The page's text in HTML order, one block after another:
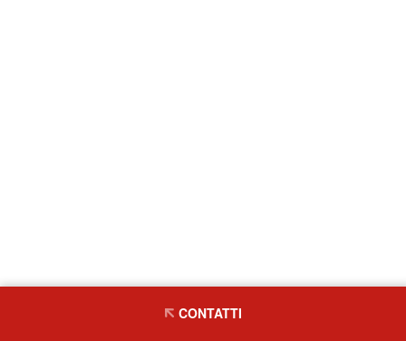
CONTATTI